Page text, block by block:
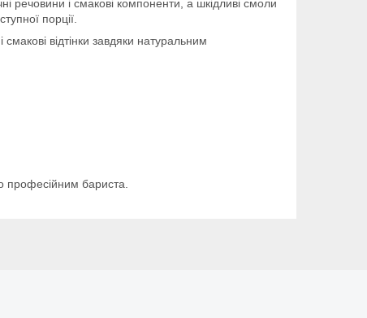
речовини і смакові компоненти, а шкідливі смоли
порції.
відтінки завдяки натуральним
професійним бариста.